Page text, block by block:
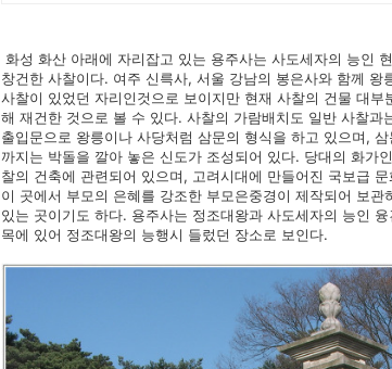
화성 화산 아래에 자리잡고 있는 용주사는 사도세자의 능인
창건한 사찰이다. 여주 신륵사, 서울 강남의 봉은사와 함께 왕
사찰이 있었던 자리인것으로 보이지만 현재 사찰의 건물 대
해 재건한 것으로 볼 수 있다. 사찰의 가람배치도 일반 사찰과
출입문으로 왕릉이나 사당처럼 삼문의 형식을 하고 있으며,
까지는 박돌을 깔아 놓은 신도가 조성되어 있다. 당대의 화가
찰의 건축에 관련되어 있으며, 고려시대에 만들어진 국보급
이 곳에서 부모의 은혜를 강조한 부모은중경이 제작되어 보
있는 곳이기도 하다. 용주사는 정조대왕과 사도세자의 능인
목에 있어 정조대왕의 능행시 들렀던 장소로 보인다.